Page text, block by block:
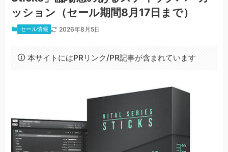
ッション（セール期間8月17日まで）
セール情報 2026年8月5日
本サイトにはPRリンク/PR記事が含まれています